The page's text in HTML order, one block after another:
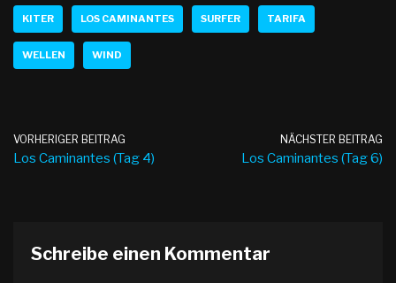
KITER LOS CAMINANTES SURFER TARIFA
WELLEN WIND
VORHERIGER BEITRAG
Los Caminantes (Tag 4)
NÄCHSTER BEITRAG
Los Caminantes (Tag 6)
Schreibe einen Kommentar